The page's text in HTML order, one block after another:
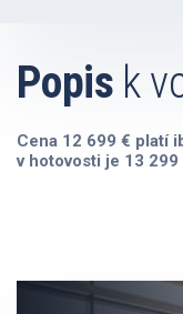
Popis k
Cena 12 699 € platí
v hotovosti je 13 299